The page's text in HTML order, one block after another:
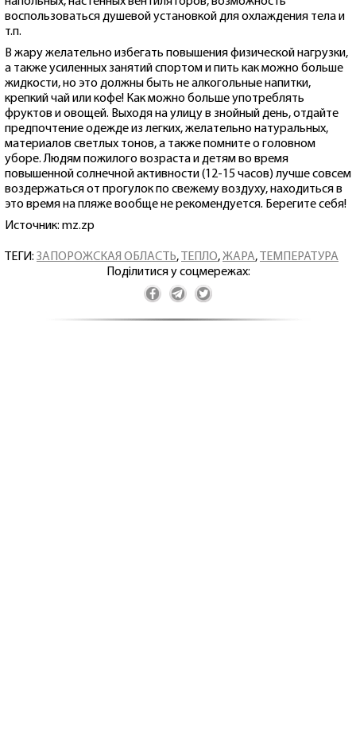
воспользоваться душевой установкой для охлаждения тела и
т.п.
В жару желательно избегать повышения физической нагрузки,
а также усиленных занятий спортом и пить как можно больше
жидкости, но это должны быть не алкогольные напитки,
крепкий чай или кофе! Как можно больше употреблять
фруктов и овощей. Выходя на улицу в знойный день, отдайте
предпочтение одежде из легких, желательно натуральных,
материалов светлых тонов, а также помните о головном
уборе. Людям пожилого возраста и детям во время
повышенной солнечной активности (12-15 часов) лучше совсем
воздержаться от прогулок по свежему воздуху, находиться в
это время на пляже вообще не рекомендуется. Берегите себя!
Источник: mz.zp
ТЕГИ: ЗАПОРОЖСКАЯ ОБЛАСТЬ, ТЕПЛО,ЖАРА,
ТЕМПЕРАТУРА
Поділитися у соцмережах: